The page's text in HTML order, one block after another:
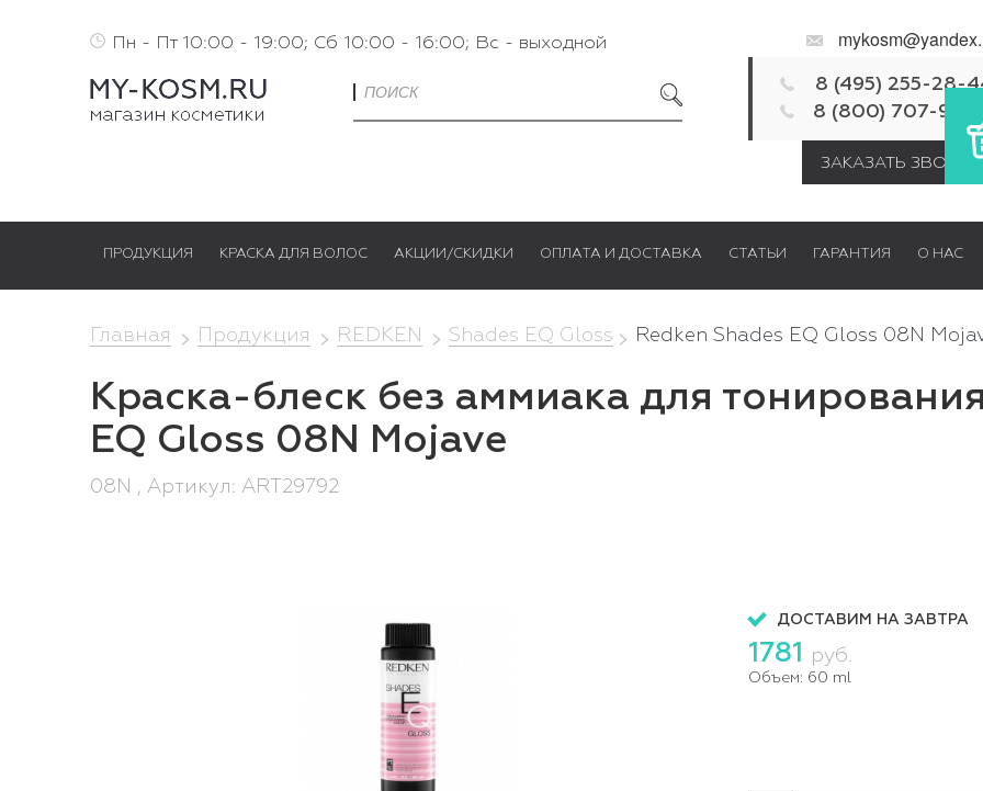
Пн - Пт 10:00 - 19:00; Сб 10:00 - 16:00; Вс - выходной
8 (495) 255-28-
8 (800) 707-92-
ЗАКАЗАТЬ ЗВОНОК
ПРОДУКЦИЯ КРАСКА ДЛЯ ВОЛОС АКЦИИ/СКИДКИ ОПЛАТА И ДОСТАВКА СТАТЬИ ГАРАНТИЯ О НАС
Главная Продукция REDKEN Shades EQ Gloss Redken Shades EQ Gloss 08N
Краска-блеск без аммиака для
EQ Gloss 08N Mojave
08N , Артикул: ART29792
ДОСТАВИМ НА ЗАВТРА
1781 руб.
Объем: 60 ml